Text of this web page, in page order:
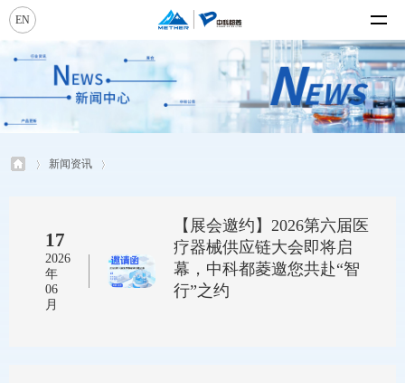
EN
新闻资讯
17
2026
年
06
月
【展会邀约】2026第六届医
疗器械供应链大会即将启
幕，中科都菱邀您共赴“智
行”之约